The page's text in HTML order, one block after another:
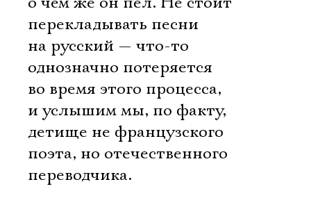
перекладывать песни
на русский — что-то
однозначно потеряется
во время этого процесса,
и услышим мы, по факту,
детище не французского
поэта, но отечественного
переводчика.